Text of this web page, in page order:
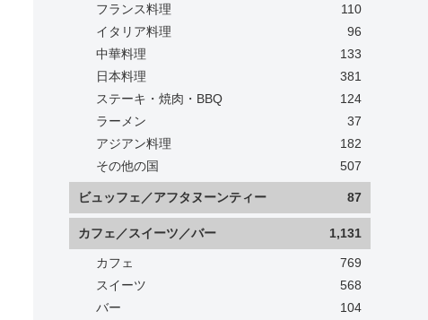
フランス料理
110
イタリア料理
96
中華料理
133
日本料理
381
ステーキ・焼肉・BBQ
124
ラーメン
37
アジアン料理
182
その他の国
507
ビュッフェ／アフタヌーンティー 87
カフェ／スイーツ／バー 1,131
カフェ
769
スイーツ
568
バー
104